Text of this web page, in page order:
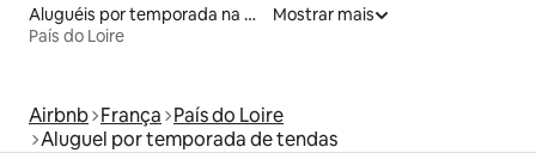
Aluguéis por temporada na orla
País do Loire
Mostrar mais
Airbnb França País do Loire
Aluguel por temporada de tendas